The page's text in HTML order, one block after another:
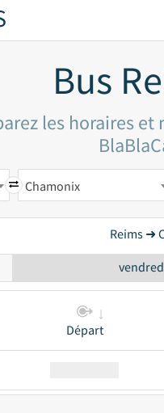
Bus
les horaires
Chamonix
Reims ➜
Départ